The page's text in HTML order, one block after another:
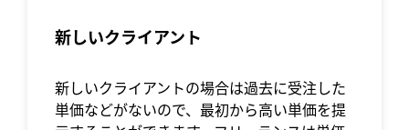
新しいクライアント
新しいクライアントの場合は過去に受注した
単価などがないので、最初から高い単価を提